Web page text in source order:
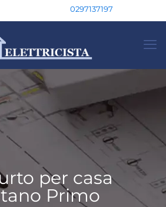
0297137197
per casa
Primo